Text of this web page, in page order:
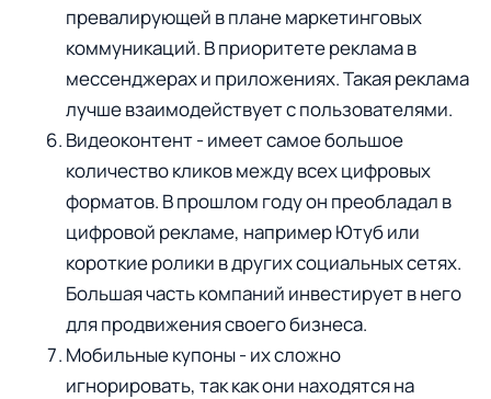
превалирующей в плане маркетинговых
коммуникаций. В приоритете реклама в
мессенджерах и приложениях. Такая реклама
лучше взаимодействует с пользователями.
Видеоконтент - имеет самое большое
количество кликов между всех цифровых
форматов. В прошлом году он преобладал в
цифровой рекламе, например Ютуб или
короткие ролики в других социальных сетях.
Большая часть компаний инвестирует в него
для продвижения своего бизнеса.
Мобильные купоны - их сложно
игнорировать, так как они находятся на